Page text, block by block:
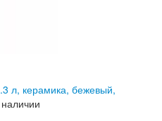
л, керамика, бежевый,